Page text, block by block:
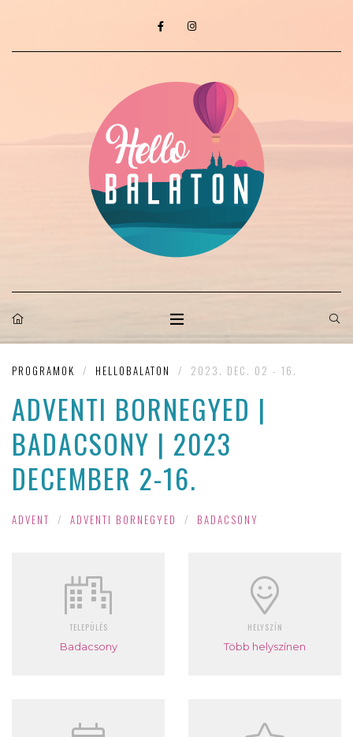
PROGRAMOK / HELLOBALATON / 2023. DEC. 02 - 16.
ADVENTI BORNEGYED |
BADACSONY | 2023
DECEMBER 2-16.
ADVENT / ADVENTI BORNEGYED / BADACSONY
TELEPÜLÉS
Badacsony
HELYSZÍN
Több helyszínen